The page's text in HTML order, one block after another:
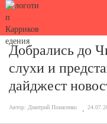
Добрались до
слухи и
дайджест
Автор: Дмитрий Понасенко